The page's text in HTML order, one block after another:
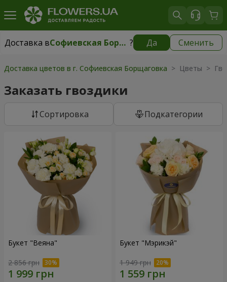
Доставка в Софиевская Борщаговка ? Да Сменить
Доставка вСофиевская Борщаговка|бесплатно
Доставка цветов в г. Софиевская Борщаговка > Цветы >
Заказать гвоздики
Cортировка Подкатегории
Букет "Веяна"
2 856 грн
Букет "Мэрикэй"
1 949 грн